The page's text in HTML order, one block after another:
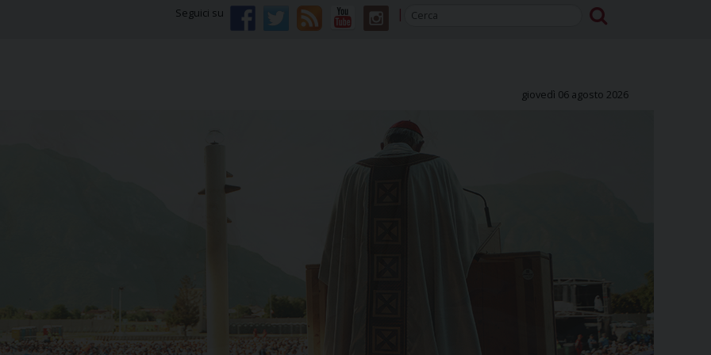
Seguici su
giovedì 06 agosto 2026